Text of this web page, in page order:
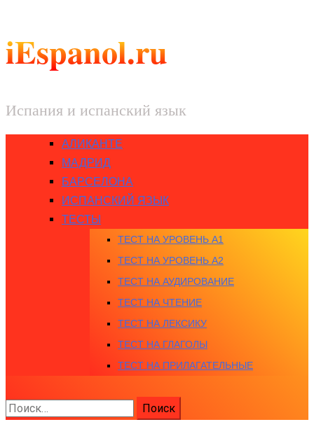
iEspanol.ru
Испания и испанский язык
АЛИКАНТЕ
МАДРИД
БАРСЕЛОНА
ИСПАНСКИЙ ЯЗЫК
ТЕСТЫ
ТЕСТ НА УРОВЕНЬ A1
ТЕСТ НА УРОВЕНЬ A2
ТЕСТ НА АУДИРОВАНИЕ
ТЕСТ НА ЧТЕНИЕ
ТЕСТ НА ЛЕКСИКУ
ТЕСТ НА ГЛАГОЛЫ
ТЕСТ НА ПРИЛАГАТЕЛЬНЫЕ
Найти: